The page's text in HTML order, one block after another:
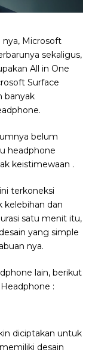
nya, Microsoft
sekaligus,
All in One
Surface
banyak
belum
headphone
keistimewaan .
terkoneksi
kelebihan dan
satu menit itu,
yang simple
nya.
lain, berikut
:
diciptakan untuk
desain